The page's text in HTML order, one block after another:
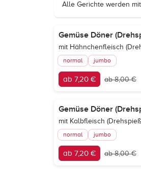
Alle Gerichte werden
Gemüse Döner
mit Hähnchenfleisch
normal jumbo
ab 7,20 € ab 8,00 €
Gemüse Döner
mit Kalbfleisch
normal jumbo
ab 7,20 € ab 8,00 €